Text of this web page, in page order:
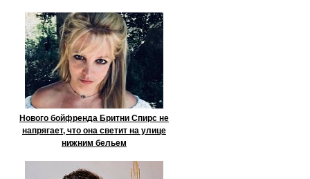
Нового бойфренда Бритни Спирс не
напрягает, что она светит на улице
нижним бельем